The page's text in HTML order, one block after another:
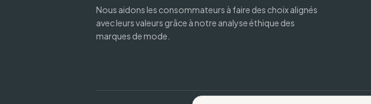
Nous aidons les consommateurs à faire des choix alignés
avec leurs valeurs grâce à notre analyse éthique des
marques de mode.